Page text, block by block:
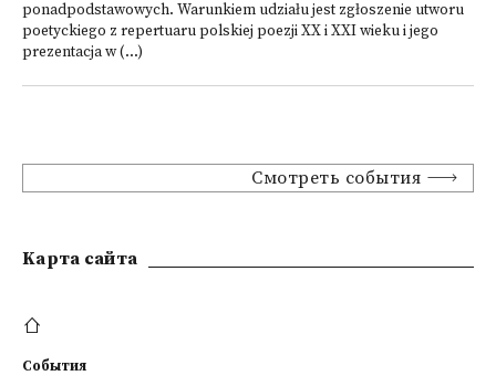
ponadpodstawowych. Warunkiem udziału jest zgłoszenie utworu
poetyckiego z repertuaru polskiej poezji XX i XXI wieku i jego
prezentacja w (...)
Смотреть события
Kарта сайта
События